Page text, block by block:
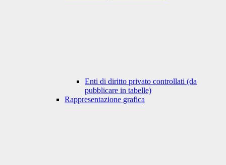
Enti di diritto privato controllati (da
pubblicare in tabelle)
Rappresentazione grafica